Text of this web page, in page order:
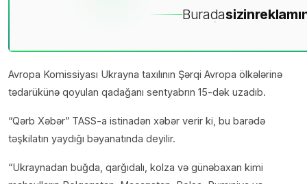
Buradasizin
Avropa Komissiyası Ukrayna taxılının Şərqi Avropa ölkələrinə
tədarükünə qoyulan qadağanı sentyabrın 15-dək uzadıb.
“Qərb Xəbər” TASS-a istinadən xəbər verir ki, bu barədə
təşkilatın yaydığı bəyanatında deyilir.
“Ukraynadan buğda, qarğıdalı, kolza və günəbaxan kimi